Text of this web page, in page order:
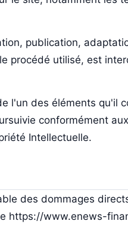
publication,
procédé utilisé, est
l'un des éléments qu'il
conformément
Intellectuelle.
des dommages
https://www.enews-